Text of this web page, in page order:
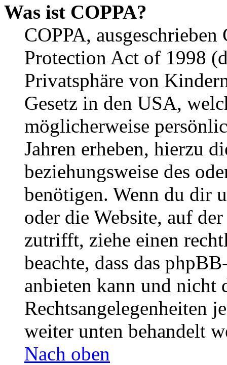
Was ist COPPA?
COPPA,
Protection Act of 1998
Privatsphäre von
Gesetz in den USA,
möglicherweise
Jahren erheben, hierzu
beziehungsweise des
benötigen. Wenn du dir
oder die Website, auf
zutrifft, ziehe einen
beachte, dass das
anbieten kann und nicht
Rechtsangelegenheiten
weiter unten behandelt
Nach oben